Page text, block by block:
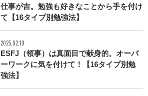
仕事が吉。勉強も好きなことから手を付け
て【16タイプ別勉強法】
2025.02.10
ESFJ（領事）は真面目で献身的。オーバ
ーワークに気を付けて！【16タイプ別勉
強法】